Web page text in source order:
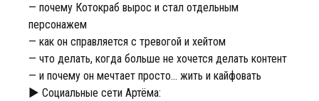
— почему Котокраб вырос и стал отдельным
персонажем
— как он справляется с тревогой и хейтом
— что делать, когда больше не хочется делать контент
— и почему он мечтает просто… жить и кайфовать
► Социальные сети Артёма: